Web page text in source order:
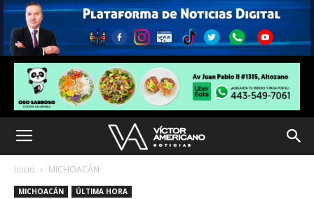
Inicio MICHOACÁN
MICHOACÁN ÚLTIMA HORA